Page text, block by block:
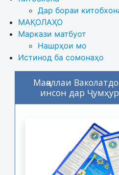
Дар бораи
МАҚОЛАҲО
Маркази матбуот
Нашрҳои мо
Истинод ба сомонаҳо
Маҷаллаи
инсон дар